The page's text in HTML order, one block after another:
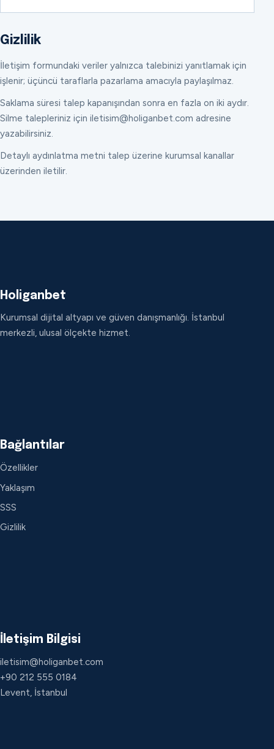
Gizlilik
İletişim formundaki veriler yalnızca talebinizi yanıtlamak için
işlenir; üçüncü taraflarla pazarlama amacıyla paylaşılmaz.
Saklama süresi talep kapanışından sonra en fazla on iki aydır.
Silme talepleriniz için iletisim@holiganbet.com adresine
yazabilirsiniz.
Detaylı aydınlatma metni talep üzerine kurumsal kanallar
üzerinden iletilir.
Holiganbet
Kurumsal dijital altyapı ve güven danışmanlığı. İstanbul
merkezli, ulusal ölçekte hizmet.
Bağlantılar
Özellikler
Yaklaşım
SSS
Gizlilik
İletişim Bilgisi
iletisim@holiganbet.com
+90 212 555 0184
Levent, İstanbul